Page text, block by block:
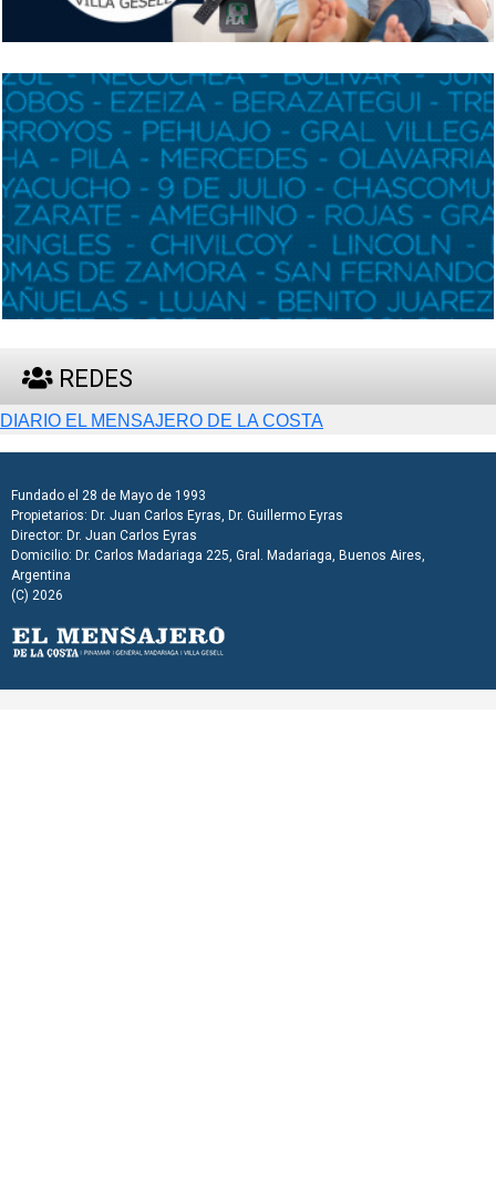
REDES
DIARIO EL MENSAJERO DE LA COSTA
Fundado el 28 de Mayo de 1993
Propietarios: Dr. Juan Carlos Eyras, Dr. Guillermo Eyras
Director: Dr. Juan Carlos Eyras
Domicilio: Dr. Carlos Madariaga 225, Gral. Madariaga, Buenos Aires,
Argentina
(C) 2026